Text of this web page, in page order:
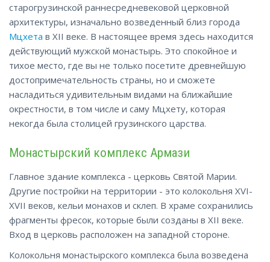
старогрузинской раннесредневековой церковной
архитектуры, изначально возведенный близ города
Мцхета в XII веке. В настоящее время здесь находится
действующий мужской монастырь. Это спокойное и
тихое место, где вы не только посетите древнейшую
достопримечательность страны, но и сможете
насладиться удивительным видами на ближайшие
окрестности, в том числе и саму Мцхету, которая
некогда была столицей грузинского царства.
Монастырский комплекс Армази
Главное здание комплекса - церковь Святой Марии.
Другие постройки на территории - это колокольня XVI-
XVII веков, кельи монахов и склеп. В храме сохранились
фрагменты фресок, которые были созданы в XII веке.
Вход в церковь расположен на западной стороне.
Колокольня монастырского комплекса была возведена